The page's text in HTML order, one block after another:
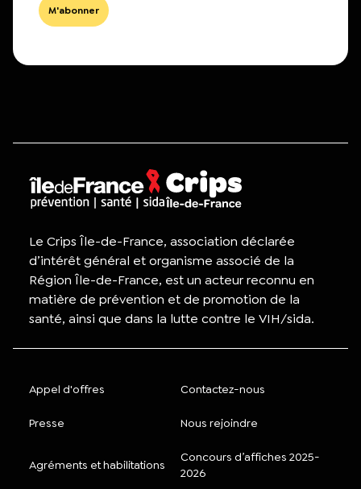
Le Crips Île-de-France, association déclarée
d’intérêt général et organisme associé de la
Région Île-de-France, est un acteur reconnu en
matière de prévention et de promotion de la
santé, ainsi que dans la lutte contre le VIH/sida.
Appel d'offres Contactez-nous
Presse Nous rejoindre
Agréments et habilitations
Concours d’affiches 2025-
2026